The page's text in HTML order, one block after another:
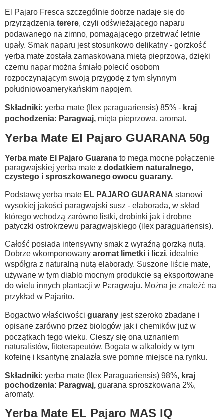
El Pajaro Fresca szczególnie dobrze nadaje się do
przyrządzenia terere, czyli odświeżającego naparu
podawanego na zimno, pomagającego przetrwać letnie
upały. Smak naparu jest stosunkowo delikatny - gorzkość
yerba mate została zamaskowana miętą pieprzową, dzięki
czemu napar można śmiało polecić osobom
rozpoczynającym swoją przygodę z tym słynnym
południowoamerykańskim napojem.
Składniki: yerba mate (Ilex paraguariensis) 85% - kraj
pochodzenia: Paragwaj, mięta pieprzowa, aromat.
Yerba Mate El Pajaro GUARANA 50g
Yerba mate El Pajaro Guarana to mega mocne połączenie
paragwajskiej yerba mate z dodatkiem naturalnego,
czystego i sproszkowanego owocu guarany.
Podstawę yerba mate EL PAJARO GUARANA stanowi
wysokiej jakości paragwajski susz - elaborada, w skład
którego wchodzą zarówno listki, drobinki jak i drobne
patyczki ostrokrzewu paragwajskiego (ilex paraguariensis).
Całość posiada intensywny smak z wyraźną gorzką nutą.
Dobrze wkomponowany aromat limetki i liczi, idealnie
współgra z naturalną nutą elaborady. Suszone liście mate,
używane w tym diablo mocnym produkcie są eksportowane
do wielu innych plantacji w Paragwaju. Można je znaleźć na
przykład w Pajarito.
Bogactwo właściwości guarany jest szeroko zbadane i
opisane zarówno przez biologów jak i chemików już w
początkach tego wieku. Cieszy się ona uznaniem
naturalistów, fitoterapeutów. Bogata w alkaloidy w tym
kofeinę i ksantynę znalazła swe pomne miejsce na rynku.
Składniki: yerba mate (Ilex Paraguariensis) 98%, kraj
pochodzenia: Paragwaj, guarana sproszkowana 2%,
aromaty.
Yerba Mate EL Pajaro MAS IQ